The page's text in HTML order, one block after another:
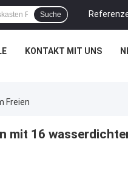
Suche
KONTAKT MIT UNS
Freien
16